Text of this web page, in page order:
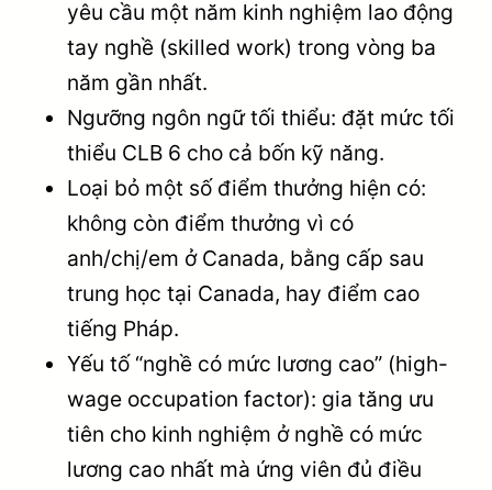
yêu cầu một năm kinh nghiệm lao động
tay nghề (skilled work) trong vòng ba
năm gần nhất.
Ngưỡng ngôn ngữ tối thiểu: đặt mức tối
thiểu CLB 6 cho cả bốn kỹ năng.
Loại bỏ một số điểm thưởng hiện có:
không còn điểm thưởng vì có
anh/chị/em ở Canada, bằng cấp sau
trung học tại Canada, hay điểm cao
tiếng Pháp.
Yếu tố “nghề có mức lương cao” (high-
wage occupation factor): gia tăng ưu
tiên cho kinh nghiệm ở nghề có mức
lương cao nhất mà ứng viên đủ điều